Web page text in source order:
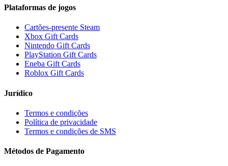
Plataformas de jogos
Cartões-presente Steam
Xbox Gift Cards
Nintendo Gift Cards
PlayStation Gift Cards
Eneba Gift Cards
Roblox Gift Cards
Jurídico
Termos e condições
Política de privacidade
Termos e condições de SMS
Métodos de Pagamento